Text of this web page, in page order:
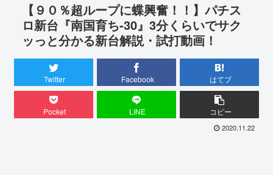
【９０％超ループに蝶興奮！！】パチス
ロ新台『南国育ち-30』3分くらいでサク
ッっと分かる新台解説・試打動画！
Twitter Facebook はてブ
Pocket LINE コピー
2020.11.22